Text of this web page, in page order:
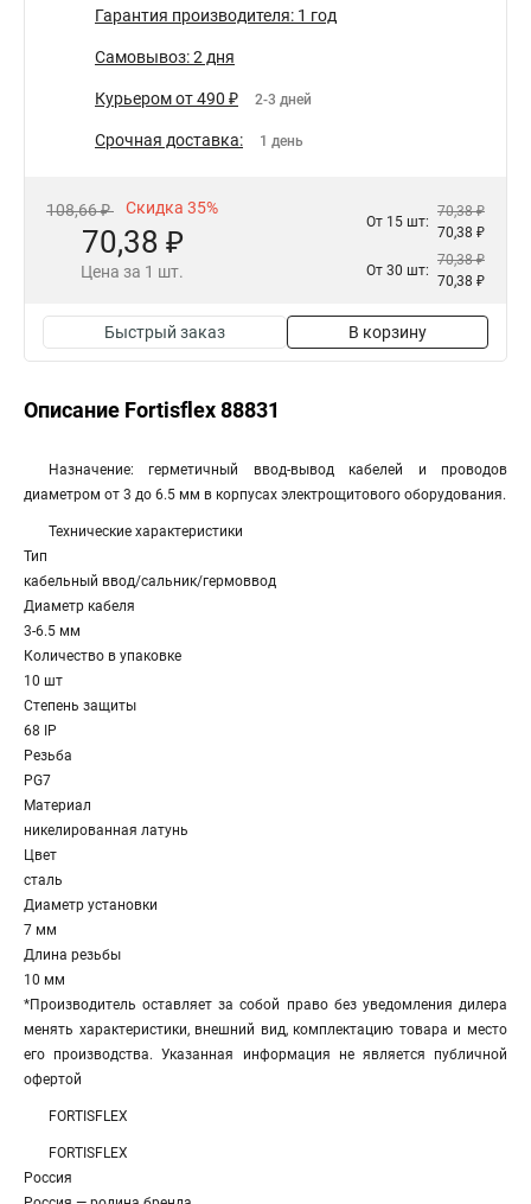
Гарантия производителя: 1 год
Самовывоз: 2 дня
Курьером от 490 ₽ 2-3 дней
Срочная доставка: 1 день
108,66 ₽ Скидка 35%
70,38 ₽
Цена за 1 шт.
От 15 шт:
70,38 ₽
70,38 ₽
От 30 шт:
70,38 ₽
70,38 ₽
Быстрый заказ В корзину
Описание Fortisflex 88831
Назначение: герметичный ввод-вывод кабелей и проводов
диаметром от 3 до 6.5 мм в корпусах электрощитового оборудования.
Технические характеристики
Тип
кабельный ввод/сальник/гермоввод
Диаметр кабеля
3-6.5 мм
Количество в упаковке
10 шт
Степень защиты
68 IP
Резьба
PG7
Материал
никелированная латунь
Цвет
сталь
Диаметр установки
7 мм
Длина резьбы
10 мм
*Производитель оставляет за собой право без уведомления дилера
менять характеристики, внешний вид, комплектацию товара и место
его производства. Указанная информация не является публичной
офертой
FORTISFLEX
FORTISFLEX
Россия